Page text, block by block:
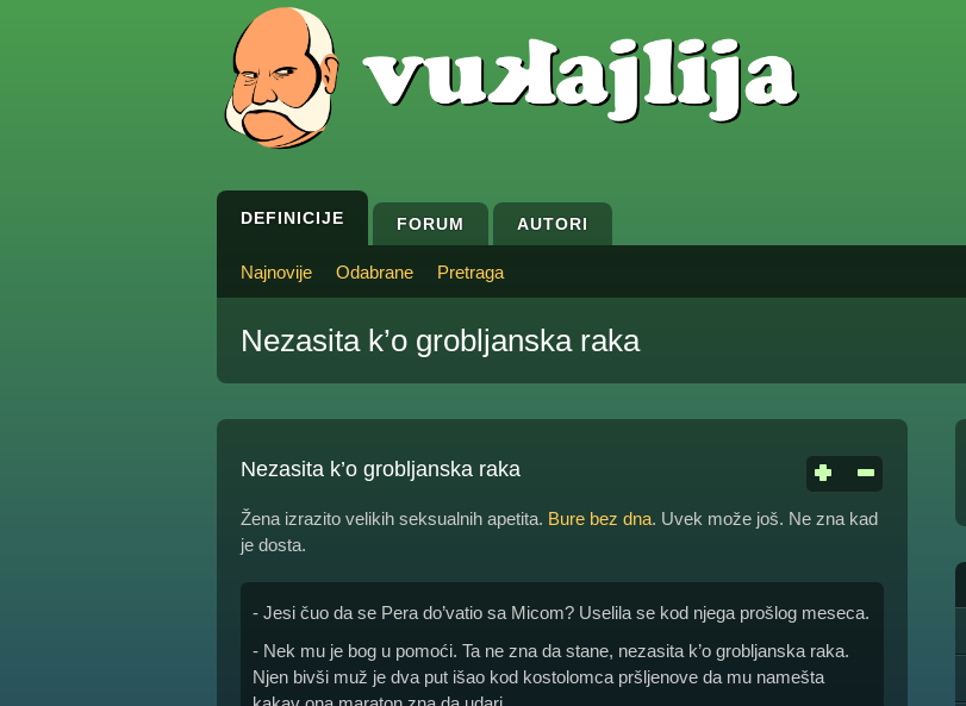
DEFINICIJE FORUM AUTORI
Najnovije Odabrane Pretraga
Nezasita k’o grobljanska raka
Nezasita k’o grobljanska raka
Žena izrazito velikih seksualnih apetita. Bure bez dna. Uvek može još. Ne zna kad
je dosta.
- Jesi čuo da se Pera do’vatio sa Micom? Uselila se kod njega prošlog meseca.
- Nek mu je bog u pomoći. Ta ne zna da stane, nezasita k’o grobljanska raka.
Njen bivši muž je dva put išao kod kostolomca pršljenove da mu namešta